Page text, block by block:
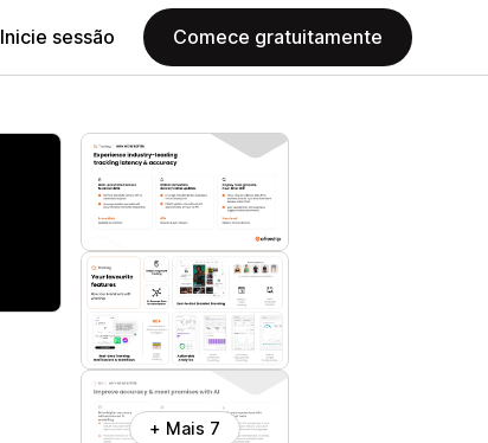
Inicie sessão Comece gratuitamente
+ Mais 7